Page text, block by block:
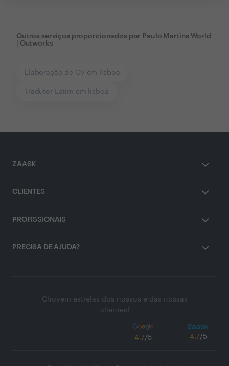
Outros serviços proporcionados por Paulo Martins World
| Outworks
Elaboração de CV em lisboa
Tradutor Latim em lisboa
ZAASK
CLIENTES
PROFISSIONAIS
PRECISA DE AJUDA?
Chovem estrelas dos nossos e das nossas
clientes!
4.7/5 4.7/5